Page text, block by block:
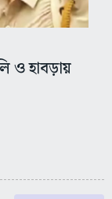
ও হাবড়ায়